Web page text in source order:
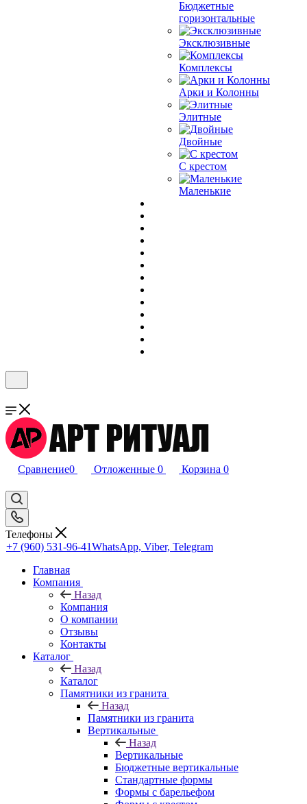
Бюджетные
горизонтальные
Эксклюзивные
Комплексы
Арки и Колонны
Элитные
Двойные
С крестом
Маленькие
Сравнение0 Отложенные 0 Корзина 0
Телефоны
+7 (960) 531-96-41WhatsApp, Viber, Telegram
Главная
Компания
Назад
Компания
О компании
Отзывы
Контакты
Каталог
Назад
Каталог
Памятники из гранита
Назад
Памятники из гранита
Вертикальные
Назад
Вертикальные
Бюджетные вертикальные
Стандартные формы
Формы с барельефом